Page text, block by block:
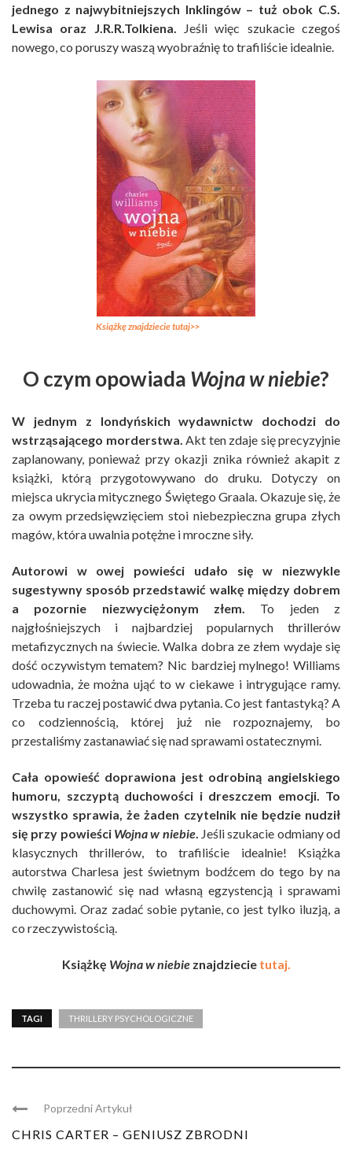
jednego z najwybitniejszych Inklingów – tuż obok C.S.
Lewisa oraz J.R.R.Tolkiena. Jeśli więc szukacie czegoś
nowego, co poruszy waszą wyobraźnię to trafiliście idealnie.
Książkę znajdziecie tutaj>>
O czym opowiada Wojna w niebie?
W jednym z londyńskich wydawnictw dochodzi do
wstrząsającego morderstwa. Akt ten zdaje się precyzyjnie
zaplanowany, ponieważ przy okazji znika również akapit z
książki, którą przygotowywano do druku. Dotyczy on
miejsca ukrycia mitycznego Świętego Graala. Okazuje się, że
za owym przedsięwzięciem stoi niebezpieczna grupa złych
magów, która uwalnia potężne i mroczne siły.
Autorowi w owej powieści udało się w niezwykle
sugestywny sposób przedstawić walkę między dobrem
a pozornie niezwyciężonym złem.
To jeden z
najgłośniejszych i najbardziej popularnych thrillerów
metafizycznych na świecie. Walka dobra ze złem wydaje się
dość oczywistym tematem? Nic bardziej mylnego! Williams
udowadnia, że można ująć to w ciekawe i intrygujące ramy.
Trzeba tu raczej postawić dwa pytania. Co jest fantastyką? A
co codziennością, której już nie rozpoznajemy, bo
przestaliśmy zastanawiać się nad sprawami ostatecznymi.
Cała opowieść doprawiona jest odrobiną angielskiego
humoru, szczyptą duchowości i dreszczem emocji. To
wszystko sprawia, że żaden czytelnik nie będzie nudził
się przy powieści Wojna w niebie. Jeśli szukacie odmiany od
klasycznych thrillerów, to trafiliście idealnie! Książka
autorstwa Charlesa jest świetnym bodźcem do tego by na
chwilę zastanowić się nad własną egzystencją i sprawami
duchowymi. Oraz zadać sobie pytanie, co jest tylko iluzją, a
co rzeczywistością.
Książkę Wojna w niebieznajdziecie tutaj.
TAGI THRILLERY PSYCHOLOGICZNE
Poprzedni Artykuł
CHRIS CARTER – GENIUSZ ZBRODNI